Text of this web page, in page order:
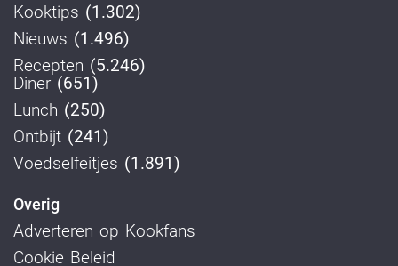
Kooktips (1.302)
Nieuws (1.496)
Recepten (5.246)
Diner (651)
Lunch (250)
Ontbijt (241)
Voedselfeitjes (1.891)
Overig
Adverteren op Kookfans
Cookie Beleid